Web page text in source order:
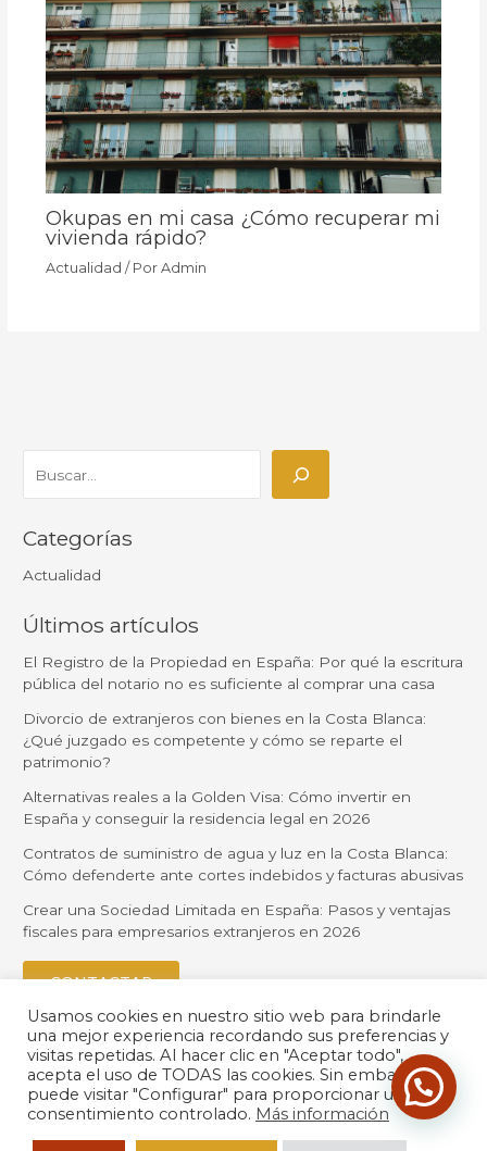
Okupas en mi casa ¿Cómo recuperar mi
vivienda rápido?
Actualidad / Por Admin
Categorías
Actualidad
Últimos artículos
El Registro de la Propiedad en España: Por qué la escritura
pública del notario no es suficiente al comprar una casa
Divorcio de extranjeros con bienes en la Costa Blanca:
¿Qué juzgado es competente y cómo se reparte el
patrimonio?
Alternativas reales a la Golden Visa: Cómo invertir en
España y conseguir la residencia legal en 2026
Contratos de suministro de agua y luz en la Costa Blanca:
Cómo defenderte ante cortes indebidos y facturas abusivas
Crear una Sociedad Limitada en España: Pasos y ventajas
fiscales para empresarios extranjeros en 2026
CONTACTAR
© 2026 Orihuela Solicitors |Política de Privacidad| Desarrollado
Usamos cookies en nuestro sitio web para brindarle
una mejor experiencia recordando sus preferencias y
visitas repetidas. Al hacer clic en "Aceptar todo",
acepta el uso de TODAS las cookies. Sin embargo,
puede visitar "Configurar" para proporcionar un
consentimiento controlado. Más información